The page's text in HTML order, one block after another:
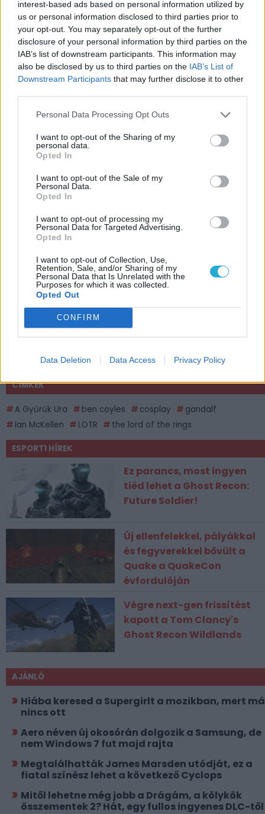
interest-based ads based on personal information utilized by
us or personal information disclosed to third parties prior to
your opt-out. You may separately opt-out of the further
disclosure of your personal information by third parties on the
IAB’s list of downstream participants. This information may
also be disclosed by us to third parties on the IAB’s List of
Downstream Participants that may further disclose it to other
Personal Data Processing Opt Outs
I want to opt-out of the Sharing of my
personal data.
Opted In
I want to opt-out of the Sale of my
Personal Data.
Opted In
I want to opt-out of processing my
Personal Data for Targeted Advertising.
Opted In
I want to opt-out of Collection, Use,
Retention, Sale, and/or Sharing of my
Personal Data that Is Unrelated with the
Purposes for which it was collected.
Opted Out
CONFIRM
Data Deletion Data Access Privacy Policy
CÍMKÉK
A Gyűrűk Ura ben coyles cosplay
gandalf
Ian McKellen
LOTR the lord of the rings
ESPORT1 HÍREK
Ez parancs, most ingyen
tiéd lehet a Ghost Recon:
Future Soldier!
Új ellenfelekkel, pályákkal
és fegyverekkel bővült a
Quake a QuakeCon
évfordulóján
Végre next-gen frissítést
kapott a Tom Clancy's
Ghost Recon Wildlands
AJÁNLÓ
Hiába keresed a Supergirlt a mozikban, mert
nincs ott
Aero néven új okosórán dolgozik a Samsung, de
nem Windows 7 fut majd rajta
Megtalálhatták James Marsden utódját, ez a
fiatal színész lehet a következő Cyclops
Mitől lehetne még jobb a Drágám, a kölykök
összementek 2? Hát, egy fullos ingyenes DLC-